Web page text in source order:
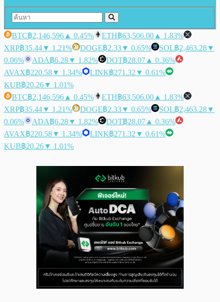
BTC฿2,146,596 ▲ 0.45% ETH฿63,506.00 ▲ 1.83%
XRP฿35.44▼ 1.21% DOGE฿2.33▼ 0.65% SOL฿2,463.28▼
0.06%
ADA฿6.28▼ 1.82% DOT฿28.07 ▲ 0.36%
AVAX฿220.58▼ 1.34% LINK฿271.32 ▼ 0.61%
KUB฿20.26▼ 1.01%
BTC฿2,146,596 ▲ 0.45% ETH฿63,506.00 ▲ 1.83%
XRP฿35.44▼ 1.21% DOGE฿2.33▼ 0.65% SOL฿2,463.28▼
0.06%
ADA฿6.28▼ 1.82% DOT฿28.07 ▲ 0.36%
AVAX฿220.58▼ 1.34% LINK฿271.32 ▼ 0.61%
KUB฿20.26▼ 1.01%